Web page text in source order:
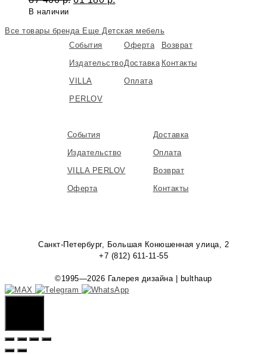
В наличии
Все товары бренда Еще Детская мебель
События
Издательство
VILLA
PERLOV
Оферта
Доставка
Оплата
Возврат
Контакты
События
Издательство
VILLA PERLOV
Оферта
Доставка
Оплата
Возврат
Контакты
Санкт-Петербург, Большая Конюшенная улица, 2
+7 (812) 611-11-55
©1995—2026 Галерея дизайна | bulthaup